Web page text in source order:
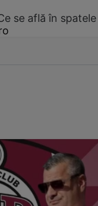
se află în spatele